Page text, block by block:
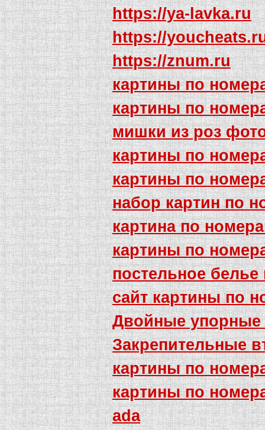
https://ya-lavka.ru
https://
https://znum.ru
картины по
картины по
мишки из роз
картины по
картины по
набор картин по
картина по
картины по
постельное
сайт картины по
Двойные
Закрепительные
картины по
картины по
ada